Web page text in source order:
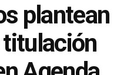
plantean
titulación